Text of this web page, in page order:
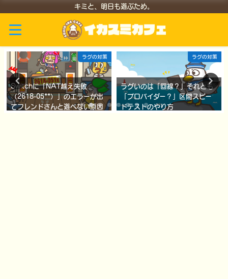
キミと、明日も遊ぶため。
ラグの対策
Switchに「NAT越え失敗
（2618-05**）」のエラーが出
てフレンドさんと遊べない原因
ラグの対策
ラグいのは「回線？」それとも
「プロバイダー？」区間スピー
ドテストのやり方